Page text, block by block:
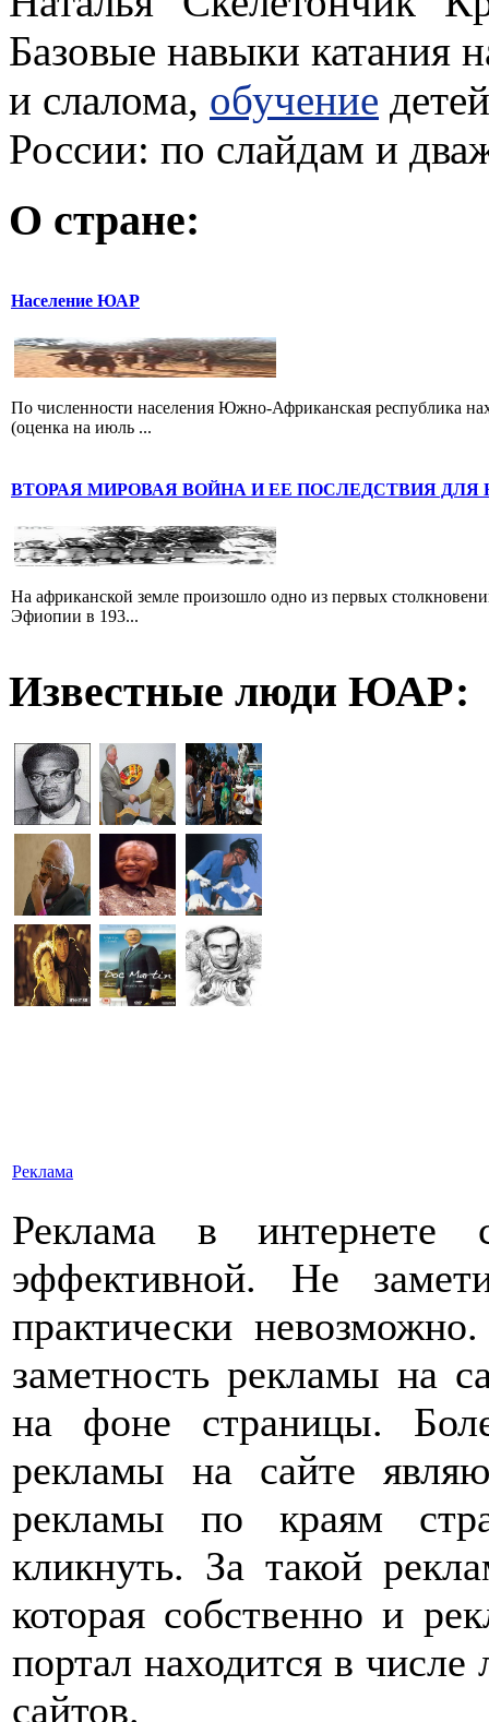
Базовые навыки катания
и слалома, обучение
России: по слайдам и
О стране:
Население ЮАР
По численности населения Южно-Африканская республика
(оценка на июль ...
ВТОРАЯ МИРОВАЯ ВОЙНА И ЕЕ ПОСЛЕДСТВИЯ ДЛЯ
На африканской земле произошло одно из первых
Эфиопии в 193...
Известные люди ЮАР:
Реклама
Реклама в интернете
эффективной. Не
практически
заметность рекламы на
на фоне страницы.
рекламы на сайте
рекламы по краям
кликнуть. За такой
которая собственно и
портал находится в
сайтов.